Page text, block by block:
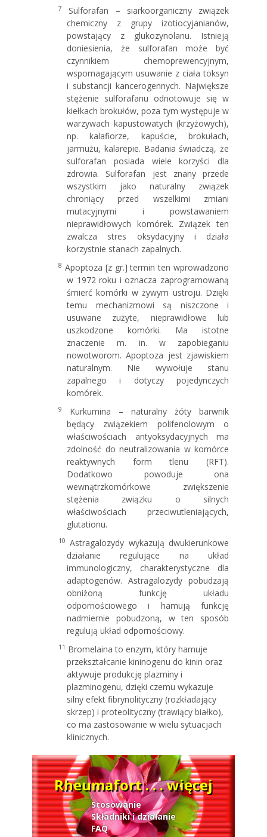
7
Sulforafan – siarkoorganiczny związek
chemiczny z grupy izotiocyjanianów,
powstający z glukozynolanu. Istnieją
doniesienia, że sulforafan może być
czynnikiem chemoprewencyjnym,
wspomagającym usuwanie z ciała toksyn
i substancji kancerogennych. Największe
stężenie sulforafanu odnotowuje się w
kiełkach brokułów, poza tym występuje w
warzywach kapustowatych (krzyżowych),
np. kalafiorze, kapuście, brokułach,
jarmużu, kalarepie. Badania świadczą, że
sulforafan posiada wiele korzyści dla
zdrowia. Sulforafan jest znany przede
wszystkim jako naturalny związek
chroniący przed wszelkimi zmiani
mutacyjnymi i powstawaniem
nieprawidłowych komórek. Związek ten
zwalcza stres oksydacyjny i działa
korzystnie stanach zapalnych.
8 Apoptoza [z gr.] termin ten wprowadzono
w 1972 roku i oznacza zaprogramowaną
śmierć komórki w żywym ustroju. Dzięki
temu mechanizmowi są niszczone i
usuwane zużyte, nieprawidłowe lub
uszkodzone komórki. Ma istotne
znaczenie m. in. w zapobieganiu
nowotworom. Apoptoza jest zjawiskiem
naturalnym. Nie wywołuje stanu
zapalnego i dotyczy pojedynczych
komórek.
9
Kurkumina – naturalny żóty barwnik
będący związekiem polifenolowym o
właściwościach antyoksydacyjnych ma
zdolność do neutralizowania w komórce
reaktywnych form tlenu (RFT).
Dodatkowo powoduje ona
wewnątrzkomórkowe zwiększenie
stężenia związku o silnych
właściwościach przeciwutleniających,
glutationu.
10 Astragalozydy wykazują dwukierunkowe
działanie regulujące na układ
immunologiczny, charakterystyczne dla
adaptogenów. Astragalozydy pobudzają
obniżoną funkcję układu
odpornościowego i hamują funkcję
nadmiernie pobudzoną, w ten sposób
regulują układ odpornościowy.
11 Bromelaina to enzym, który hamuje
przekształcanie kininogenu do kinin oraz
aktywuje produkcję plazminy i
plazminogenu, dzięki czemu wykazuje
silny efekt fibrynolityczny (rozkładający
skrzep) i proteolityczny (trawiący białko),
co ma zastosowanie w wielu sytuacjach
klinicznych.
Rheumafort . . . więcej
Stosowanie
Składniki i działanie
FAQ